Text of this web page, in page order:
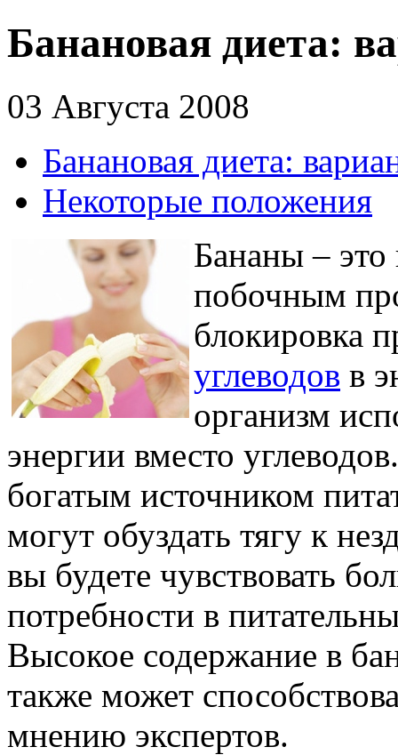
Банановая диета:
03 Августа 2008
Банановая диета:
Некоторые положения
Бананы – это
побочным
блокировка
углеводов в
организм
энергии вместо
богатым источником
могут обуздать тягу к
вы будете чувствовать
потребности в
Высокое содержание в
также может
мнению экспертов.